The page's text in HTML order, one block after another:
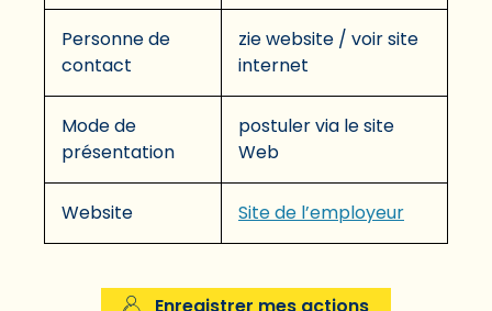
Personne de
contact
zie website / voir site
internet
Mode de
présentation
postuler via le site
Web
Website Site de l’employeur
Enregistrer mes actions